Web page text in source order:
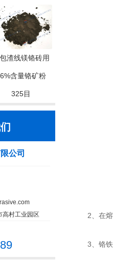
渣线镁铬砖用
含量铬矿粉
325目
公司
高村工业园区
2、在熔融
3、铬铁矿